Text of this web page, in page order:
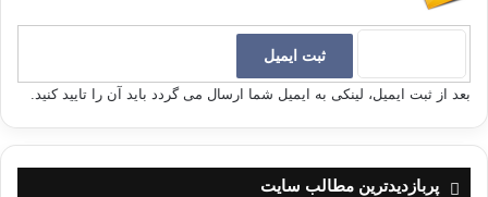
بعد از ثبت ایمیل، لینکی به ایمیل شما ارسال می گردد باید آن را تایید کنید.
پربازدیدترین مطالب سایت